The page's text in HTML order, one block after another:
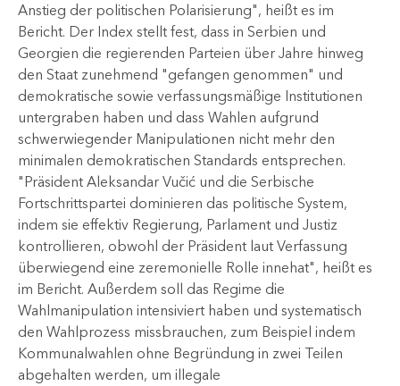
Anstieg der politischen Polarisierung", heißt es im
Bericht. Der Index stellt fest, dass in Serbien und
Georgien die regierenden Parteien über Jahre hinweg
den Staat zunehmend "gefangen genommen" und
demokratische sowie verfassungsmäßige Institutionen
untergraben haben und dass Wahlen aufgrund
schwerwiegender Manipulationen nicht mehr den
minimalen demokratischen Standards entsprechen.
"Präsident Aleksandar Vučić und die Serbische
Fortschrittspartei dominieren das politische System,
indem sie effektiv Regierung, Parlament und Justiz
kontrollieren, obwohl der Präsident laut Verfassung
überwiegend eine zeremonielle Rolle innehat", heißt es
im Bericht. Außerdem soll das Regime die
Wahlmanipulation intensiviert haben und systematisch
den Wahlprozess missbrauchen, zum Beispiel indem
Kommunalwahlen ohne Begründung in zwei Teilen
abgehalten werden, um illegale